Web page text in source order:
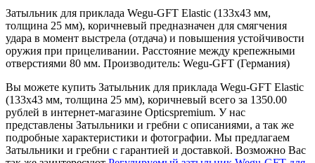
Затыльник для приклада Wegu-GFT Elastic (133х43 мм,
толщина 25 мм), коричневый предназначен для смягчения
удара в момент выстрела (отдача) и повышения устойчивости
оружия при прицеливании. Расстояние между крепежными
отверстиями 80 мм. Производитель: Wegu-GFT (Германия)
Вы можете купить Затыльник для приклада Wegu-GFT Elastic
(133х43 мм, толщина 25 мм), коричневый всего за 1350.00
рублей в интернет-магазине Opticspremium. У нас
представлены Затыльники и гребни с описаниями, а так же
подробные характеристики и фотографии. Мы предлагаем
Затыльники и гребни с гарантией и доставкой. Возможно Вас